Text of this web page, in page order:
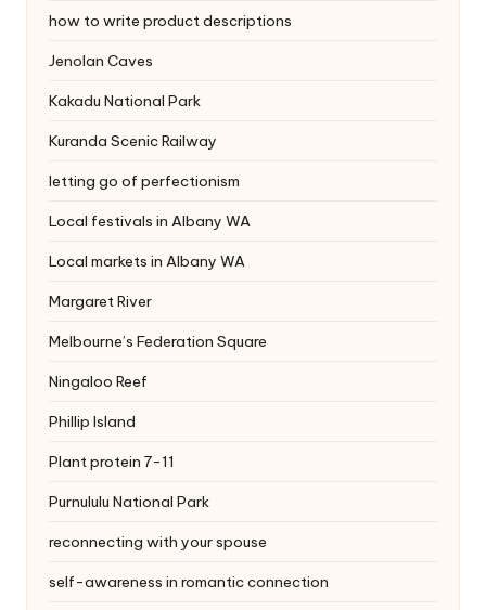
how to write product descriptions
Jenolan Caves
Kakadu National Park
Kuranda Scenic Railway
letting go of perfectionism
Local festivals in Albany WA
Local markets in Albany WA
Margaret River
Melbourne’s Federation Square
Ningaloo Reef
Phillip Island
Plant protein 7-11
Purnululu National Park
reconnecting with your spouse
self-awareness in romantic connection